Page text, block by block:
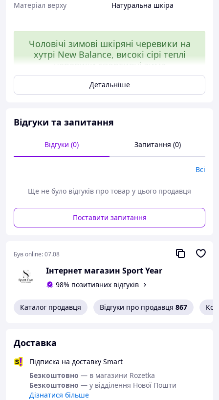
Матеріал верху
Натуральна шкіра
Чоловічі зимові шкіряні черевики на
хутрі New Balance, високі сірі теплі
черевики спортивні зима
Матеріал верху - натуральна шкіра
Хутро: набивна натуральна шерсть
41-27 см
42-28 см
44-29 см
45-30 см
Детальніше
Відгуки та запитання
Відгуки (0) Запитання (0)
Всі
Ще не було відгуків про товар у цього продавця
Поставити запитання
Був online:07.08
Інтернет магазин Sport Year
98% позитивних відгуків
Каталог продавця Відгуки про продавця 867
Доставка
Підписка на доставку Smart
Безкоштовно — в магазини Rozetka
Безкоштовно — у відділення Нової Пошти
Дізнатися більше